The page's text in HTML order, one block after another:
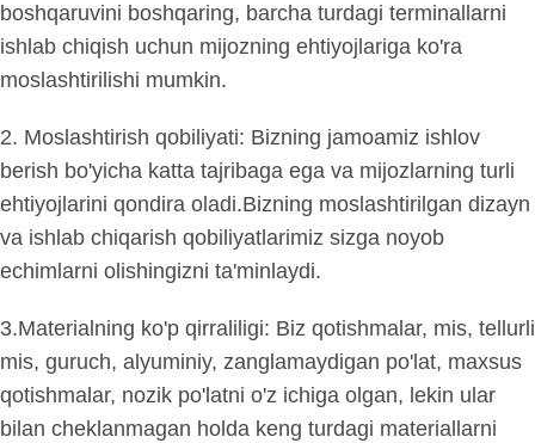
boshqaruvini boshqaring, barcha turdagi terminallarni
ishlab chiqish uchun mijozning ehtiyojlariga ko'ra
moslashtirilishi mumkin.
2. Moslashtirish qobiliyati: Bizning jamoamiz ishlov
berish bo'yicha katta tajribaga ega va mijozlarning turli
ehtiyojlarini qondira oladi.Bizning moslashtirilgan dizayn
va ishlab chiqarish qobiliyatlarimiz sizga noyob
echimlarni olishingizni ta'minlaydi.
3.Materialning ko'p qirraliligi: Biz qotishmalar, mis, tellurli
mis, guruch, alyuminiy, zanglamaydigan po'lat, maxsus
qotishmalar, nozik po'latni o'z ichiga olgan, lekin ular
bilan cheklanmagan holda keng turdagi materiallarni